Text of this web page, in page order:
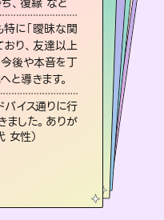
に「曖昧な関
おり、友達以上
後や本音を丁
導きます。
バイス通りに行
ました。ありが
女性）
持ち、復縁 など
持つ東洋最古の
で占い、幸せへ向
厳しい結果にも具
します。
聞いて鑑定して
ちが楽になりまし
、二人の未来 など
て
の行方、同性愛や片
借金問題まで知りた
になっていることを
と押して導きます。
ー
切ってくれる所や濁
げで、毎回自分の気
す（30代 男性）
の未来、年の差 など
いて
験があるからこそできる鑑定で、より良い未来をサポートします。
ュー
定でした。しかもこち
ないのに視えていらっ
きです（30代女性）
あの人の気持ち など
ついて
ルカードを使って「今」と
て「気になるあの人の気持
に読み解き、恋や人生のヒ
引き出します。
ビュー
が嘘みたいに晴れまし
ていらっしゃるんだなと
代 女性）
相談カテゴリ
片想い、復縁 など
について
パターンもの選択肢があり
で視えにくくなっているあな
未来を見つけ、その未来を
うアドバイスします。
ビュー
質や人間関係、本心など
ていてびっくり。対策が
になれます（40代）